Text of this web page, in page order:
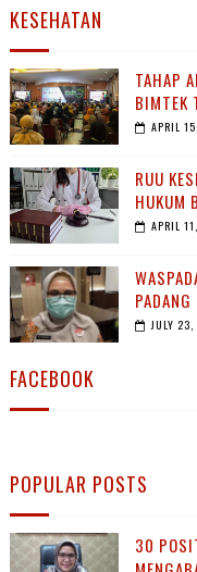
KESEHATAN
TAHAP
BIMTEK
APRIL
RUU
HUKUM
APRIL
PADANG
JULY
FACEBOOK
POPULAR POSTS
30